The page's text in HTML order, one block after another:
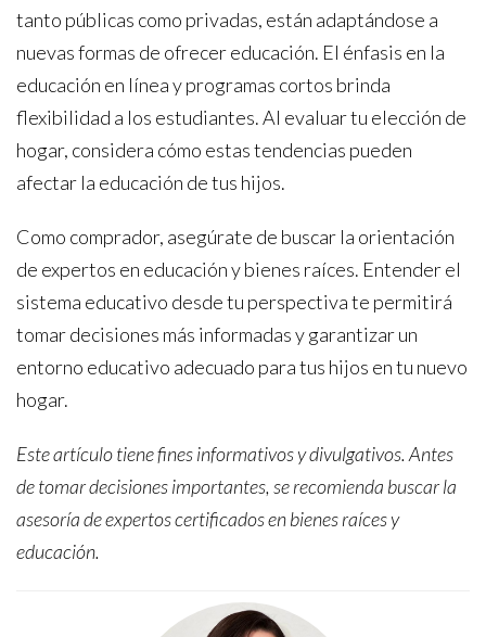
tanto públicas como privadas, están adaptándose a
nuevas formas de ofrecer educación. El énfasis en la
educación en línea y programas cortos brinda
flexibilidad a los estudiantes. Al evaluar tu elección de
hogar, considera cómo estas tendencias pueden
afectar la educación de tus hijos.
Como comprador, asegúrate de buscar la orientación
de expertos en educación y bienes raíces. Entender el
sistema educativo desde tu perspectiva te permitirá
tomar decisiones más informadas y garantizar un
entorno educativo adecuado para tus hijos en tu nuevo
hogar.
Este artículo tiene fines informativos y divulgativos. Antes
de tomar decisiones importantes, se recomienda buscar la
asesoría de expertos certificados en bienes raíces y
educación.